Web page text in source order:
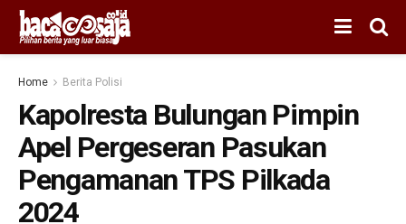
Home Berita Polisi
Kapolresta Bulungan Pimpin
Apel Pergeseran Pasukan
Pengamanan TPS Pilkada
2024